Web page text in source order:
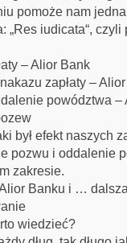
pomoże nam
„Res iudicata“,
– Alior Bank
zapłaty –
powództwa –
był efekt naszych
pozwu i oddalenie
zakresie.
Banku i …
wiedzieć?